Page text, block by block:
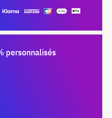
personnalisés